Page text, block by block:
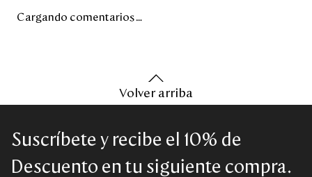
Cargando comentarios…
Volver arriba
Suscríbete y recibe el 10% de
Descuento en tu siguiente compra.